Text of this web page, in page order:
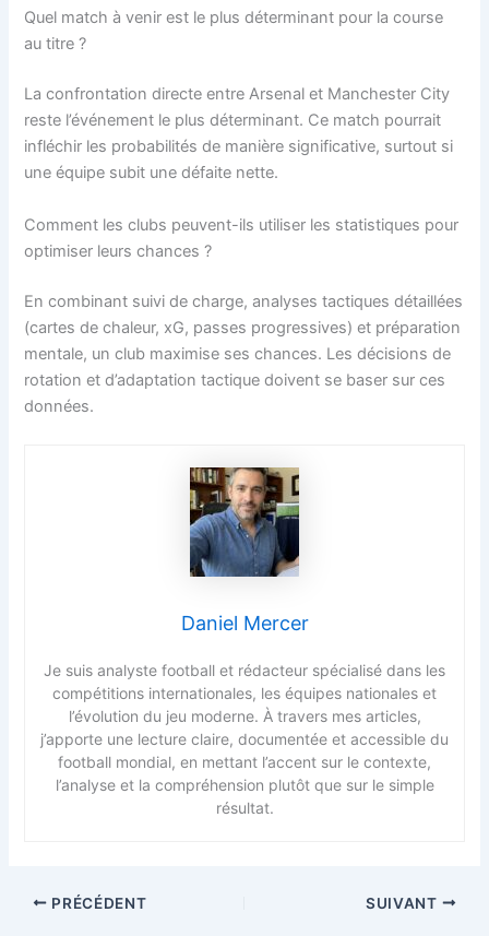
Quel match à venir est le plus déterminant pour la course
au titre ?
La confrontation directe entre Arsenal et Manchester City
reste l’événement le plus déterminant. Ce match pourrait
infléchir les probabilités de manière significative, surtout si
une équipe subit une défaite nette.
Comment les clubs peuvent-ils utiliser les statistiques pour
optimiser leurs chances ?
En combinant suivi de charge, analyses tactiques détaillées
(cartes de chaleur, xG, passes progressives) et préparation
mentale, un club maximise ses chances. Les décisions de
rotation et d’adaptation tactique doivent se baser sur ces
données.
Daniel Mercer
Je suis analyste football et rédacteur spécialisé dans les
compétitions internationales, les équipes nationales et
l’évolution du jeu moderne. À travers mes articles,
j’apporte une lecture claire, documentée et accessible du
football mondial, en mettant l’accent sur le contexte,
l’analyse et la compréhension plutôt que sur le simple
résultat.
PRÉCÉDENT SUIVANT